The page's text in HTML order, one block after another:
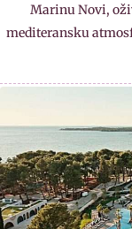
Marinu Novi,
mediteransku